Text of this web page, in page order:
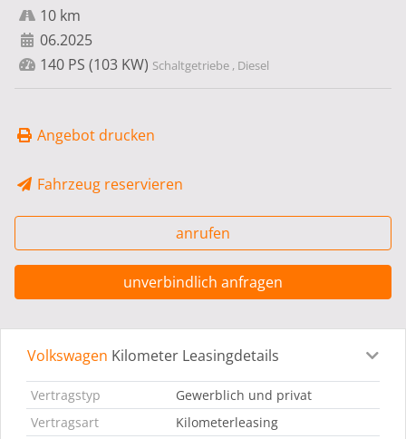
10 km
06.2025
140 PS (103 KW) Schaltgetriebe , Diesel
Angebot drucken
Fahrzeug reservieren
anrufen
unverbindlich anfragen
Leasingdetails Fahrzeugdetails Ausstattung
Volkswagen Kilometer Leasingdetails
Vertragstyp
Gewerblich und privat
Vertragsart
Kilometerleasing